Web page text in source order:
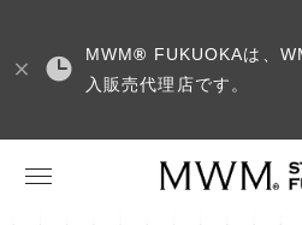
MWM® FUKUOKAは、
入販売代理店です。